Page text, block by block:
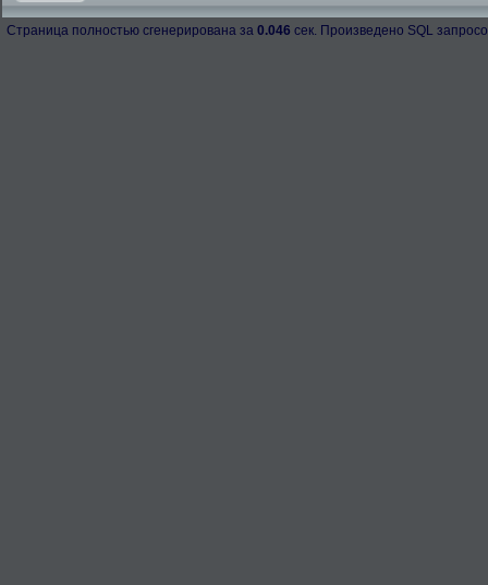
Страница полностью сгенерирована за 0.046 сек. Произведено SQL